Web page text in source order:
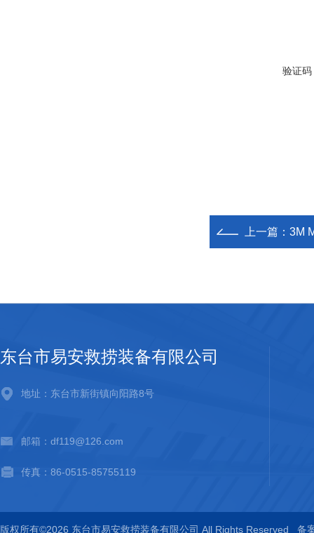
验证码
上一篇： 3M
东台市易安救捞装备有限公司
地址：东台市新街镇向阳路8号
邮箱：df119@126.com
传真：86-0515-85755119
版权所有©2026 东台市易安救捞装备有限公司 All Rights Reserved 备